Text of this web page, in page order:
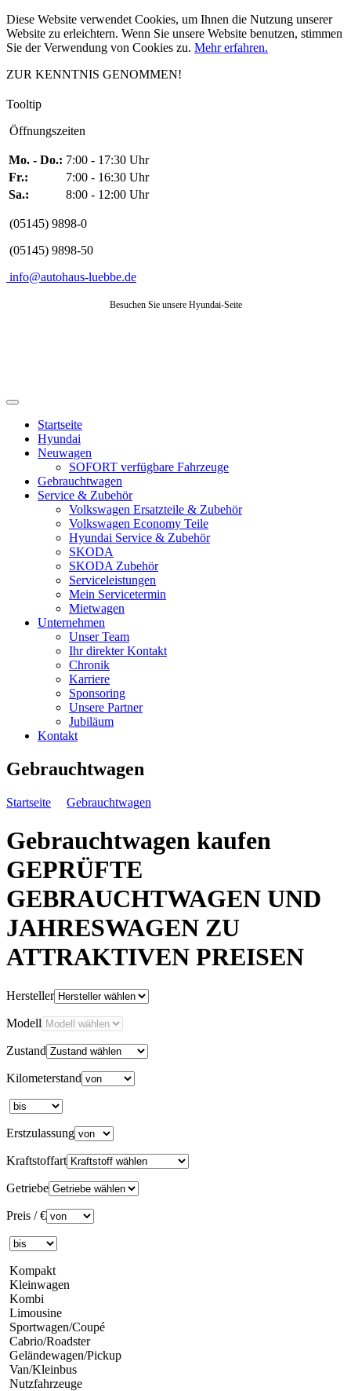
Diese Website verwendet Cookies, um Ihnen die Nutzung unserer
Website zu erleichtern. Wenn Sie unsere Website benutzen, stimmen
Sie der Verwendung von Cookies zu. Mehr erfahren.
ZUR KENNTNIS GENOMMEN!
Tooltip
Öffnungszeiten
Mo. - Do.: 7:00 - 17:30 Uhr
Fr.:
7:00 - 16:30 Uhr
Sa.:
8:00 - 12:00 Uhr
(05145) 9898-0
(05145) 9898-50
info@autohaus-luebbe.de
Besuchen Sie unsere Hyundai-Seite
Startseite
Hyundai
Neuwagen
SOFORT verfügbare Fahrzeuge
Gebrauchtwagen
Service & Zubehör
Volkswagen Ersatzteile & Zubehör
Volkswagen Economy Teile
Hyundai Service & Zubehör
SKODA
SKODA Zubehör
Serviceleistungen
Mein Servicetermin
Mietwagen
Unternehmen
Unser Team
Ihr direkter Kontakt
Chronik
Karriere
Sponsoring
Unsere Partner
Jubiläum
Kontakt
Gebrauchtwagen
Startseite Gebrauchtwagen
Gebrauchtwagen kaufen
GEPRÜFTE
GEBRAUCHTWAGEN UND
JAHRESWAGEN ZU
ATTRAKTIVEN PREISEN
Hersteller
Modell
Zustand
Kilometerstand
Erstzulassung
Kraftstoffart
Getriebe
Preis / €
Kompakt
Kleinwagen
Kombi
Limousine
Sportwagen/Coupé
Cabrio/Roadster
Geländewagen/Pickup
Van/Kleinbus
Nutzfahrzeuge